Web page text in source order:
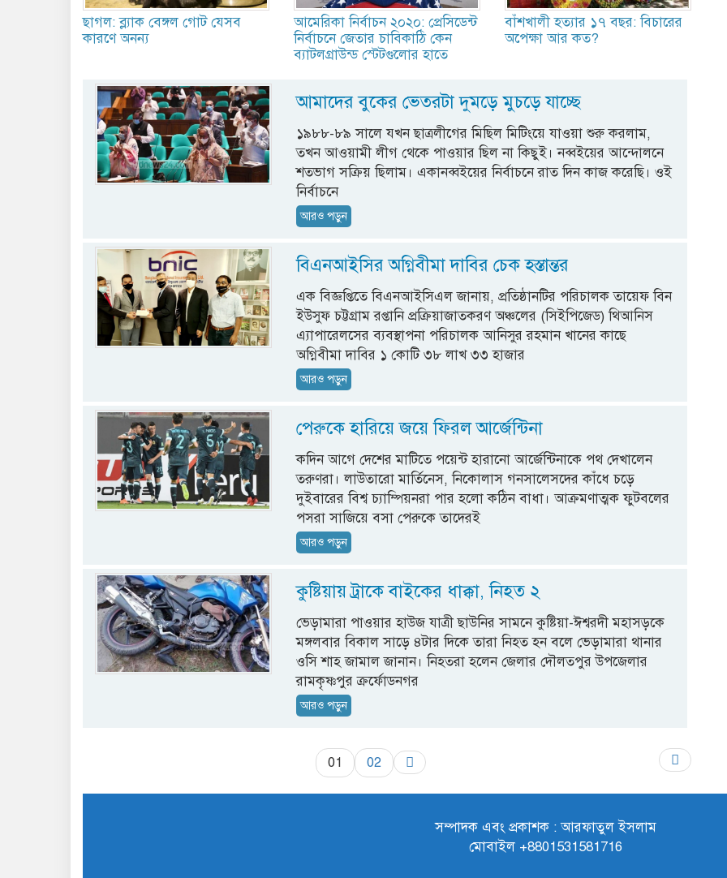
ছাগল: ব্ল্যাক বেঙ্গল গোট যেসব
কারণে অনন্য
আমেরিকা নির্বাচন ২০২০: প্রেসিডেন্ট
নির্বাচনে জেতার চাবিকাঠি কেন
ব্যাটলগ্রাউন্ড স্টেটগুলোর হাতে
বাঁশখালী হত্যার ১৭ বছর: বিচারের
অপেক্ষা আর কত?
আমাদের বুকের ভেতরটা দুমড়ে মুচড়ে যাচ্ছে
১৯৮৮-৮৯ সালে যখন ছাত্রলীগের মিছিল মিটিংয়ে যাওয়া শুরু করলাম,
তখন আওয়ামী লীগ থেকে পাওয়ার ছিল না কিছুই। নব্বইয়ের আন্দোলনে
শতভাগ সক্রিয় ছিলাম। একানব্বইয়ের নির্বাচনে রাত দিন কাজ করেছি। ওই
নির্বাচনে
আরও পড়ুন
বিএনআইসির অগ্নিবীমা দাবির চেক হস্তান্তর
এক বিজ্ঞপ্তিতে বিএনআইসিএল জানায়, প্রতিষ্ঠানটির পরিচালক তায়েফ বিন
ইউসুফ চট্টগ্রাম রপ্তানি প্রক্রিয়াজাতকরণ অঞ্চলের (সিইপিজেড) থিআনিস
এ্যাপারেলসের ব্যবস্থাপনা পরিচালক আনিসুর রহমান খানের কাছে
অগ্নিবীমা দাবির ১ কোটি ৩৮ লাখ ৩৩ হাজার
আরও পড়ুন
পেরুকে হারিয়ে জয়ে ফিরল আর্জেন্টিনা
কদিন আগে দেশের মাটিতে পয়েন্ট হারানো আর্জেন্টিনাকে পথ দেখালেন
তরুণরা। লাউতারো মার্তিনেস, নিকোলাস গনসালেসদের কাঁধে চড়ে
দুইবারের বিশ্ব চ্যাম্পিয়নরা পার হলো কঠিন বাধা। আক্রমণাত্মক ফুটবলের
পসরা সাজিয়ে বসা পেরুকে তাদেরই
আরও পড়ুন
কুষ্টিয়ায় ট্রাকে বাইকের ধাক্কা, নিহত ২
ভেড়ামারা পাওয়ার হাউজ যাত্রী ছাউনির সামনে কুষ্টিয়া-ঈশ্বরদী মহাসড়কে
মঙ্গলবার বিকাল সাড়ে ৪টার দিকে তারা নিহত হন বলে ভেড়ামারা থানার
ওসি শাহ জামাল জানান। নিহতরা হলেন জেলার দৌলতপুর উপজেলার
রামকৃষ্ণপুর ক্রর্ফোডনগর
আরও পড়ুন
01 02
সম্পাদক এবং প্রকাশক : আরফাতুল ইসলাম
মোবাইল +8801531581716